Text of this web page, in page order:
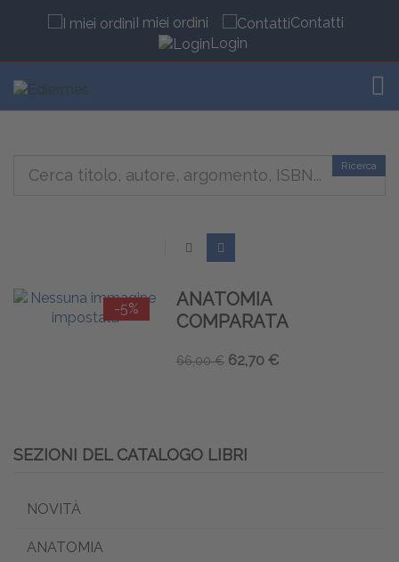
I miei ordini
Contatti
Login
Ricerca
-5%
ANATOMIA
COMPARATA
66,00 € 62,70 €
SEZIONI DEL CATALOGO LIBRI
NOVITÀ
ANATOMIA